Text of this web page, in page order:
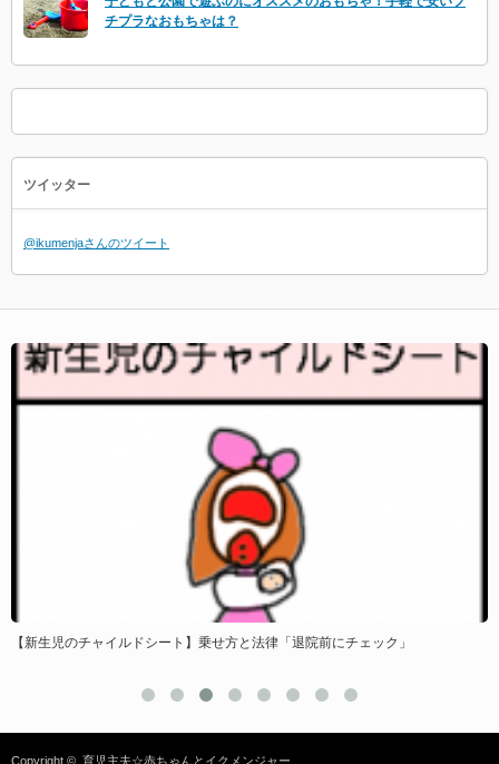
チプラなおもちゃは？
ツイッター
@ikumenjaさんのツイート
【新生児のチャイルドシート】乗せ方と法律「退院前にチェック」
Copyright © 育児主夫☆赤ちゃんとイクメンジャー